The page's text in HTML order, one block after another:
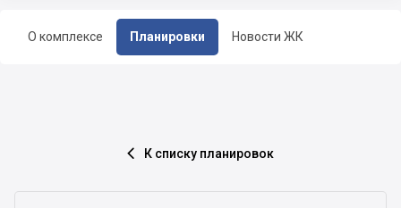
О комплексе Планировки Новости ЖК
 К списку планировок